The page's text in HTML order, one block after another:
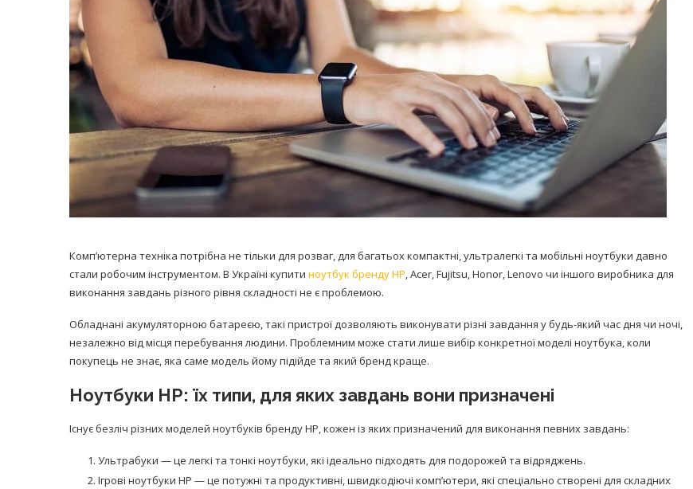
Комп’ютерна техніка потрібна не тільки для розваг, для багатьох компактні, ультралегкі та мобільні ноутбуки давно
стали робочим інструментом. В Україні купити ноутбук бренду HP, Acer, Fujitsu, Honor, Lenovo чи іншого виробника для
виконання завдань різного рівня складності не є проблемою.
Обладнані акумуляторною батареєю, такі пристрої дозволяють виконувати різні завдання у будь-який час дня чи ночі,
незалежно від місця перебування людини. Проблемним може стати лише вибір конкретної моделі ноутбука, коли
покупець не знає, яка саме модель йому підійде та який бренд краще.
Ноутбуки HP: їх типи, для яких завдань вони призначені
Існує безліч різних моделей ноутбуків бренду HP, кожен із яких призначений для виконання певних завдань:
Ультрабуки — це легкі та тонкі ноутбуки, які ідеально підходять для подорожей та відряджень.
Ігрові ноутбуки HP — це потужні та продуктивні, швидкодіючі комп’ютери, які спеціально створені для складних
принимать
никакого кипятка
30/Січ/2021
Лікарі назвали симптоми
коронавірусу в дітей
14/Бер/2020
Попробуйте рецепт
легендарного супа доктора
Моро, который без...
08/Січ/2021